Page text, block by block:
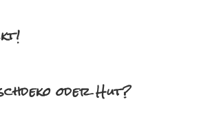
oder Hut?